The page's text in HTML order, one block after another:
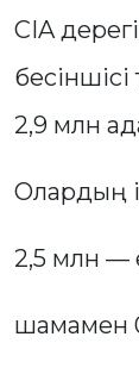
CIA
2,9 млн
Олардың
2,5 млн —
шамамен